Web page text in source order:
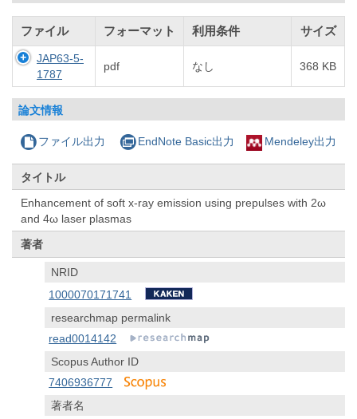
ファイル フォーマット 利用条件 サイズ
JAP63-5-
1787
pdf なし 368 KB
論文情報
ファイル出力 EndNote Basic出力 Mendeley出力
タイトル
Enhancement of soft x-ray emission using prepulses with 2ω
and 4ω laser plasmas
著者
NRID
1000070171741
researchmap permalink
read0014142
Scopus Author ID
7406936777
著者名